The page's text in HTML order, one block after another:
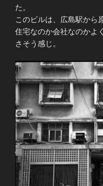
た。
このビルは、広島駅から
住宅なのか会社なのかよ
さそう感じ。